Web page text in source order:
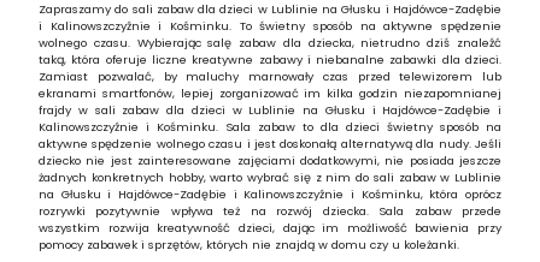
Zapraszamy do sali zabaw dla dzieci w Lublinie na Głusku i Hajdówce-Zadębie
i Kalinowszczyźnie i Kośminku. To świetny sposób na aktywne spędzenie
wolnego czasu. Wybierając salę zabaw dla dziecka, nietrudno dziś znaleźć
taką, która oferuje liczne kreatywne zabawy i niebanalne zabawki dla dzieci.
Zamiast pozwalać, by maluchy marnowały czas przed telewizorem lub
ekranami smartfonów, lepiej zorganizować im kilka godzin niezapomnianej
frajdy w sali zabaw dla dzieci w Lublinie na Głusku i Hajdówce-Zadębie i
Kalinowszczyźnie i Kośminku. Sala zabaw to dla dzieci świetny sposób na
aktywne spędzenie wolnego czasu i jest doskonałą alternatywą dla nudy. Jeśli
dziecko nie jest zainteresowane zajęciami dodatkowymi, nie posiada jeszcze
żadnych konkretnych hobby, warto wybrać się z nim do sali zabaw w Lublinie
na Głusku i Hajdówce-Zadębie i Kalinowszczyźnie i Kośminku, która oprócz
rozrywki pozytywnie wpływa też na rozwój dziecka. Sala zabaw przede
wszystkim rozwija kreatywność dzieci, dając im możliwość bawienia przy
pomocy zabawek i sprzętów, których nie znajdą w domu czy u koleżanki.